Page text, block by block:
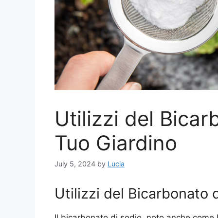
Utilizzi del
Tuo Giardino
July 5, 2024 by Lucia
Utilizzi del Bicarbonato